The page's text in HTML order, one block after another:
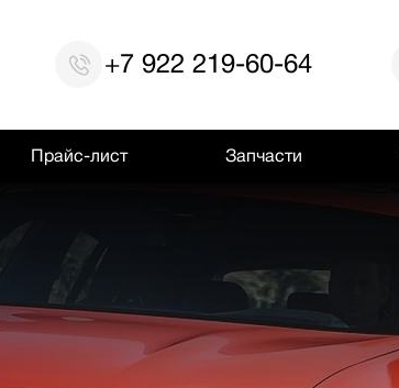
+7 922 219-60-64
Прайс-лист Запчасти